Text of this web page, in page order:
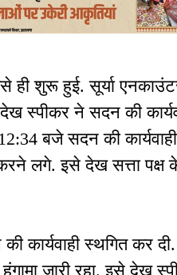
ही शुरू हुई. सूर्या
स्पीकर ने सदन की
बजे सदन की
लगे. इसे देख सत्ता पक्ष
कार्यवाही स्थगित कर
हंगामा जारी रहा. इसे देख